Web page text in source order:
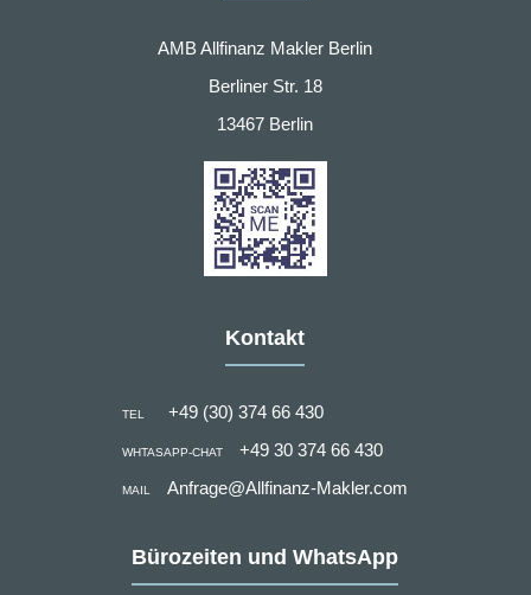
AMB Allfinanz Makler Berlin
Berliner Str. 18
13467 Berlin
Kontakt
TEL +49 (30) 374 66 430
WHTASAPP-CHAT +49 30 374 66 430
MAIL Anfrage@Allfinanz-Makler.com
Bürozeiten und WhatsApp